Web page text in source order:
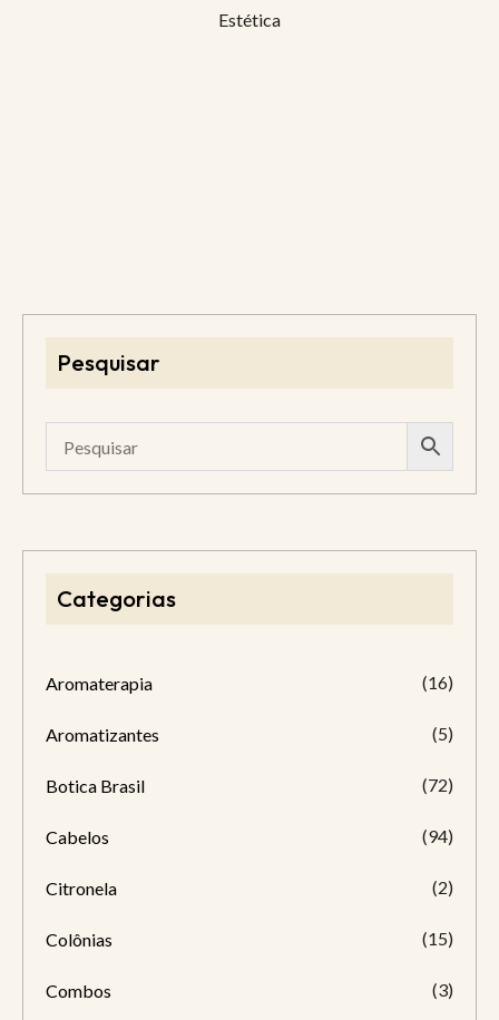
Estética
Pesquisar
Categorias
Aromaterapia (16)
Aromatizantes (5)
Botica Brasil (72)
Cabelos (94)
Citronela (2)
Colônias (15)
Combos (3)